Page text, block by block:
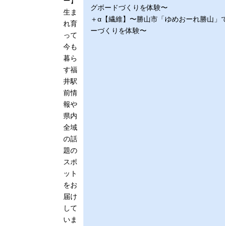
生ま
れ育
って
今も
暮ら
す福
井駅
前情
報や
県内
全域
の話
題の
スポ
ット
をお
届け
して
いま
グボードづくりを体験〜
＋α【繊維】〜勝山市「ゆめおーれ勝山」
ーづくりを体験〜